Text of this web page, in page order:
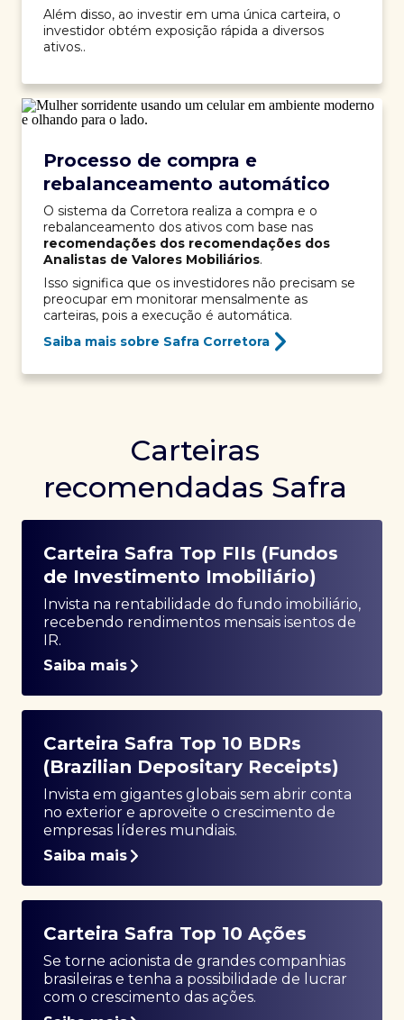
Além disso, ao investir em uma única carteira, o
investidor obtém exposição rápida a diversos
ativos..
Processo de compra e
rebalanceamento automático
O sistema da Corretora realiza a compra e o
rebalanceamento dos ativos com base nas
recomendações dos recomendações dos
Analistas de Valores Mobiliários.
Isso significa que os investidores não precisam se
preocupar em monitorar mensalmente as
carteiras, pois a execução é automática.
Saiba mais sobre Safra Corretora
Carteiras
recomendadas Safra
Carteira Safra Top FIIs (Fundos
de Investimento Imobiliário)
Invista na rentabilidade do fundo imobiliário,
recebendo rendimentos mensais isentos de
IR.
Saiba mais
Carteira Safra Top 10 BDRs
(Brazilian Depositary Receipts)
Invista em gigantes globais sem abrir conta
no exterior e aproveite o crescimento de
empresas líderes mundiais.
Saiba mais
Carteira Safra Top 10 Ações
Se torne acionista de grandes companhias
brasileiras e tenha a possibilidade de lucrar
com o crescimento das ações.